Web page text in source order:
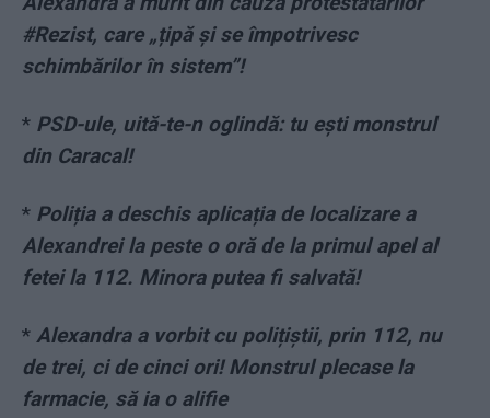
#Rezist, care „țipă și se împotrivesc
schimbărilor în sistem”!
* PSD-ule, uită-te-n oglindă: tu ești monstrul
din Caracal!
* Poliția a deschis aplicația de localizare a
Alexandrei la peste o oră de la primul apel al
fetei la 112. Minora putea fi salvată!
* Alexandra a vorbit cu polițiștii, prin 112, nu
de trei, ci de cinci ori! Monstrul plecase la
farmacie, să ia o alifie